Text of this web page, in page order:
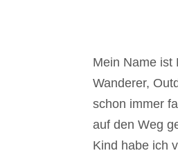
Mein Name ist
Wanderer,
schon immer
auf den Weg
Kind habe ich